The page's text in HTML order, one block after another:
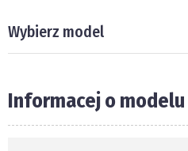
Wybierz model
Informacej o modelu